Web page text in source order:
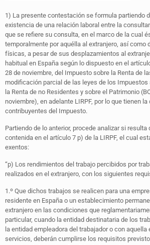
1) La presente contestación se formula partiendo
existencia de una relación laboral entre la
que se refiere su consulta, en el marco de la cual
temporalmente por aquélla al extranjero, así como
físicas, a pesar de sus desplazamientos al
habitual en España según lo dispuesto en el
28 de noviembre, del Impuesto sobre la Renta de
modificación parcial de las leyes de los
la Renta de no Residentes y sobre el Patrimonio
noviembre), en adelante LIRPF, por lo que tienen
contribuyentes del Impuesto.
Partiendo de lo anterior, procede analizar si
contenida en el artículo 7 p) de la LIRPF, el cual
exentos:
“p) Los rendimientos del trabajo percibidos por
realizados en el extranjero, con los siguientes
1.º Que dichos trabajos se realicen para una
residente en España o un establecimiento
extranjero en las condiciones que
particular, cuando la entidad destinataria de los
la entidad empleadora del trabajador o con aquella
servicios, deberán cumplirse los requisitos